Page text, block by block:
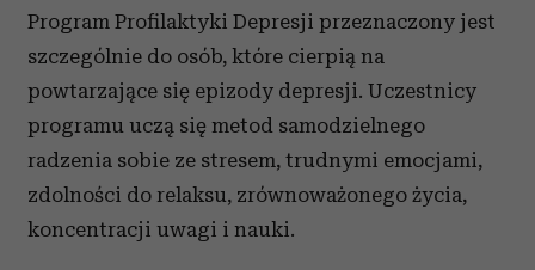
Program Profilaktyki Depresji przeznaczony jest
szczególnie do osób, które cierpią na
powtarzające się epizody depresji. Uczestnicy
programu uczą się metod samodzielnego
radzenia sobie ze stresem, trudnymi emocjami,
zdolności do relaksu, zrównoważonego życia,
koncentracji uwagi i nauki.